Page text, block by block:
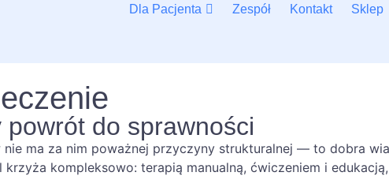
Dla Pacjenta Zespół Kontakt Sklep
powrót do sprawności
ma za nim poważnej przyczyny strukturalnej — to dobra
kompleksowo: terapią manualną, ćwiczeniem i